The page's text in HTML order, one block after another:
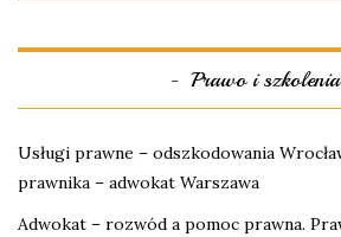
Prawo i szkolenia
Usługi prawne – odszkodowania
prawnika – adwokat Warszawa
Adwokat – rozwód a pomoc prawna.